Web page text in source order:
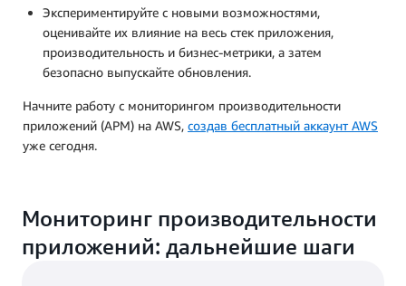
Экспериментируйте с новыми возможностями,
оценивайте их влияние на весь стек приложения,
производительность и бизнес-метрики, а затем
безопасно выпускайте обновления.
Начните работу с мониторингом производительности
приложений (APM) на AWS, создав бесплатный аккаунт AWS
уже сегодня.
Мониторинг производительности
приложений: дальнейшие шаги